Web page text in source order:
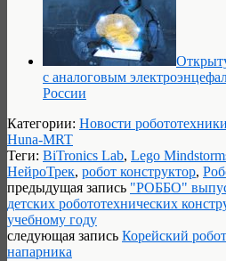
с аналоговым
России
Категории: Новости робототехники
Huna-MRT
Теги: BiTronics Lab, Lego
НейроТрек, робот конструктор,
предыдущая запись "РОББО"
детских робототехнических
учебному году
следующая запись Корейский
напарника